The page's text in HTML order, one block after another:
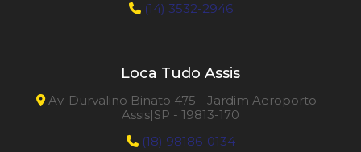
(14) 3532-2946
Loca Tudo Assis
Av. Durvalino Binato 475 - Jardim Aeroporto -
Assis|SP - 19813-170
(18) 98186-0134